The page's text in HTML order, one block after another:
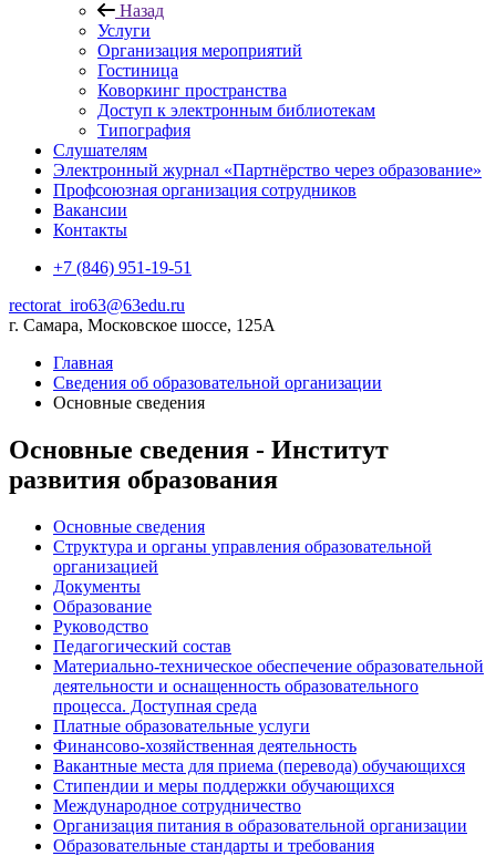
Назад
Услуги
Организация мероприятий
Гостиница
Коворкинг пространства
Доступ к электронным библиотекам
Типография
Слушателям
Электронный журнал «Партнёрство через образование»
Профсоюзная организация сотрудников
Вакансии
Контакты
+7 (846) 951-19-51
rectorat_iro63@63edu.ru
г. Самара, Московское шоссе, 125А
Главная
Сведения об образовательной организации
Основные сведения
Основные сведения - Институт
развития образования
Основные сведения
Структура и органы управления образовательной
организацией
Документы
Образование
Руководство
Педагогический состав
Материально-техническое обеспечение образовательной
деятельности и оснащенность образовательного
процесса. Доступная среда
Платные образовательные услуги
Финансово-хозяйственная деятельность
Вакантные места для приема (перевода) обучающихся
Стипендии и меры поддержки обучающихся
Международное сотрудничество
Организация питания в образовательной организации
Образовательные стандарты и требования